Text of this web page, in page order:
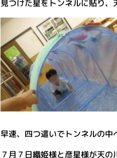
見つけた星をトンネルに貼り、
早速、四つ這いでトンネルの中
７月７日織姫様と彦星様が天の